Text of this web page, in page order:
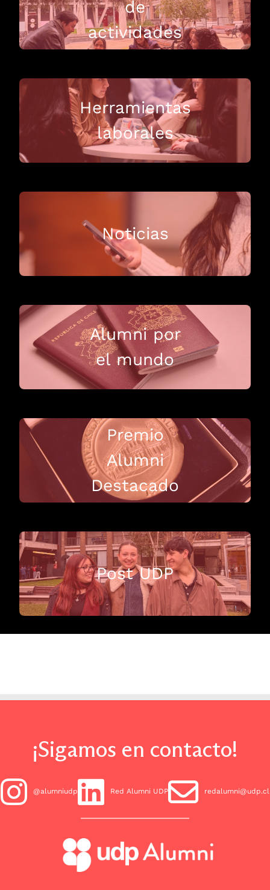
de
actividades
Herramientas
laborales
Noticias
Alumni por
el mundo
Premio
Alumni
Destacado
Post UDP
¡Sigamos en contacto!
@alumniudp Red Alumni UDP redalumni@udp.cl